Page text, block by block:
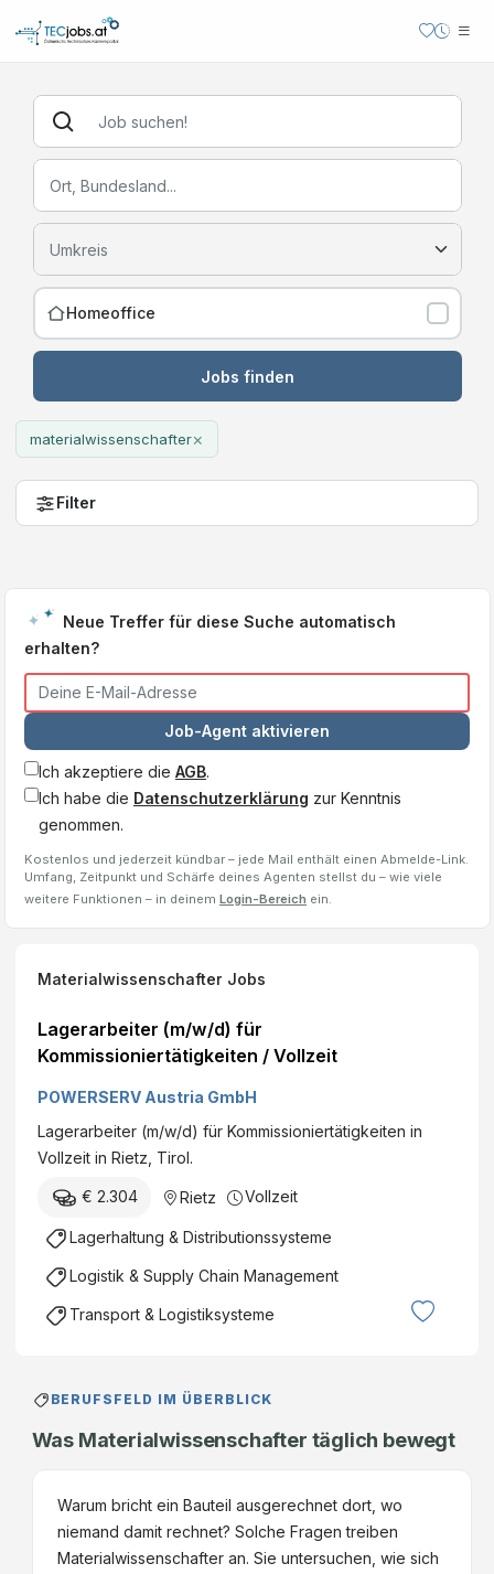
Homeoffice
Jobs finden
materialwissenschafter×
Filter
Neue Treffer für diese Suche automatisch
erhalten?
Job-Agent aktivieren
Ich akzeptiere die AGB.
Ich habe die Datenschutzerklärung zur Kenntnis
genommen.
Kostenlos und jederzeit kündbar – jede Mail enthält einen Abmelde-Link.
Umfang, Zeitpunkt und Schärfe deines Agenten stellst du – wie viele
weitere Funktionen – in deinem Login-Bereich ein.
Materialwissenschafter Jobs
Lagerarbeiter (m/w/d) für
Kommissioniertätigkeiten / Vollzeit
POWERSERV Austria GmbH
Lagerarbeiter (m/w/d) für Kommissioniertätigkeiten in
Vollzeit in Rietz, Tirol.
€ 2.304 Rietz Vollzeit
Lagerhaltung & Distributionssysteme
Logistik & Supply Chain Management
Transport & Logistiksysteme
BERUFSFELD IM ÜBERBLICK
Was Materialwissenschafter täglich bewegt
Warum bricht ein Bauteil ausgerechnet dort, wo
niemand damit rechnet? Solche Fragen treiben
Materialwissenschafter an. Sie untersuchen, wie sich